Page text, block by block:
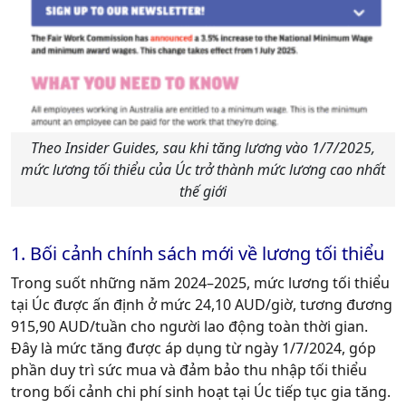
Theo Insider Guides, sau khi tăng lương vào 1/7/2025,
mức lương tối thiểu của Úc trở thành mức lương cao nhất
thế giới
1. Bối cảnh chính sách mới về lương tối thiểu
Trong suốt những năm 2024–2025, mức lương tối thiểu
tại Úc được ấn định ở mức 24,10 AUD/giờ, tương đương
915,90 AUD/tuần cho người lao động toàn thời gian.
Đây là mức tăng được áp dụng từ ngày 1/7/2024, góp
phần duy trì sức mua và đảm bảo thu nhập tối thiểu
trong bối cảnh chi phí sinh hoạt tại Úc tiếp tục gia tăng.